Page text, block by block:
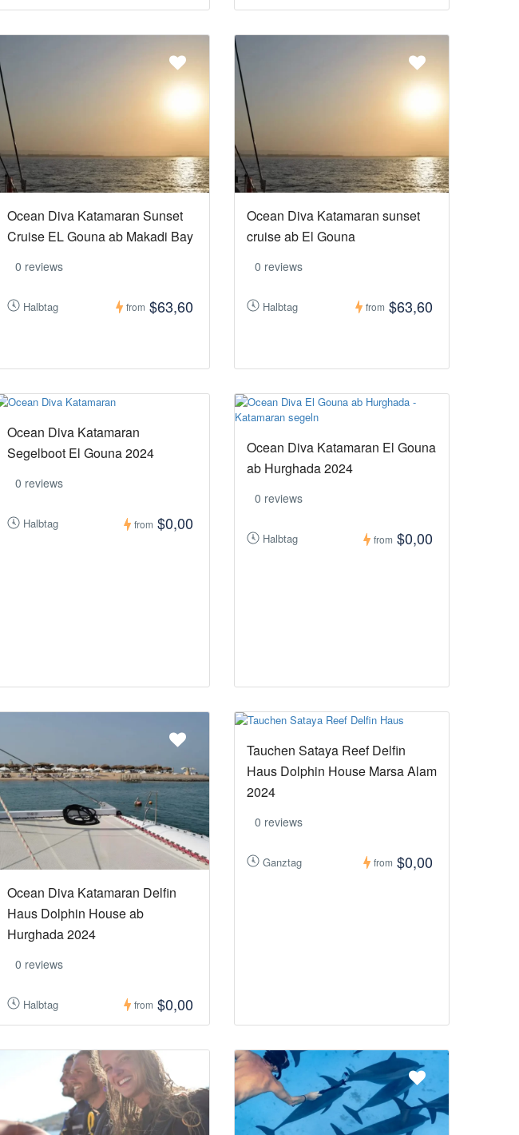
Ocean Diva Katamaran Sunset
Cruise EL Gouna ab Makadi Bay
0 reviews
Halbtag from $63,60
Ocean Diva Katamaran sunset
cruise ab El Gouna
0 reviews
Halbtag from $63,60
Ocean Diva Katamaran
Segelboot El Gouna 2024
0 reviews
Halbtag from $0,00
Ocean Diva Katamaran El Gouna
ab Hurghada 2024
0 reviews
Halbtag from $0,00
Ocean Diva Katamaran Delfin
Haus Dolphin House ab
Hurghada 2024
0 reviews
Halbtag from $0,00
Tauchen Sataya Reef Delfin
Haus Dolphin House Marsa Alam
2024
0 reviews
Ganztag from $0,00